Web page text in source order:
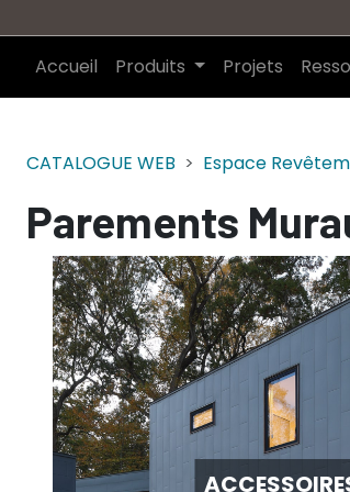
Accueil
Produits Projets
CATALOGUE WEB Espace
Parements